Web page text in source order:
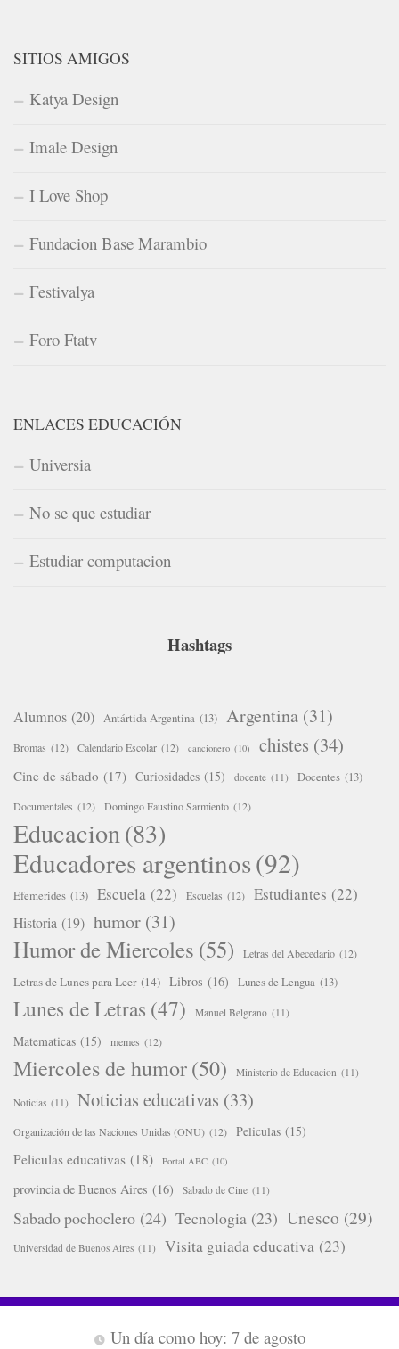
SITIOS AMIGOS
Katya Design
Imale Design
I Love Shop
Fundacion Base Marambio
Festivalya
Foro Ftatv
ENLACES EDUCACIÓN
Universia
No se que estudiar
Estudiar computacion
Hashtags
Alumnos (20) Antártida Argentina (13) Argentina (31)
Bromas (12) Calendario Escolar (12) cancionero (10) chistes (34)
Cine de sábado (17) Curiosidades (15) docente (11) Docentes (13)
Documentales (12) Domingo Faustino Sarmiento (12)
Educacion (83)
Educadores argentinos(92)
Efemerides (13) Escuela (22) Escuelas (12) Estudiantes (22)
Historia (19) humor (31)
Humor de Miercoles (55) Letras del Abecedario (12)
Letras de Lunes para Leer (14) Libros (16) Lunes de Lengua (13)
Lunes de Letras (47) Manuel Belgrano (11)
Matematicas (15) memes (12)
Miercoles de humor(50) Ministerio de Educacion (11)
Noticias (11) Noticias educativas (33)
Organización de las Naciones Unidas (ONU) (12) Peliculas (15)
Peliculas educativas (18) Portal ABC (10)
provincia de Buenos Aires (16) Sabado de Cine (11)
Sabado pochoclero (24) Tecnologia (23) Unesco (29)
Universidad de Buenos Aires (11) Visita guiada educativa (23)
Un día como hoy: 7 de agosto